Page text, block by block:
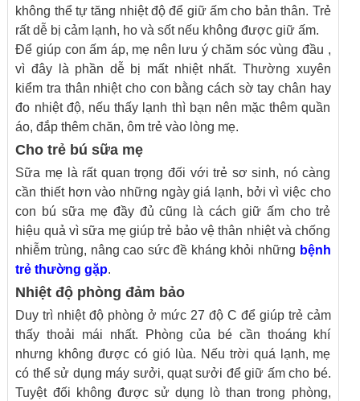
không thể tự tăng nhiệt độ để giữ ấm cho bản thân. Trẻ
rất dễ bị cảm lạnh, ho và sốt nếu không được giữ ấm.
Để giúp con ấm áp, mẹ nên lưu ý chăm sóc vùng đầu ,
vì đây là phần dễ bị mất nhiệt nhất. Thường xuyên
kiểm tra thân nhiệt cho con bằng cách sờ tay chân hay
đo nhiệt độ, nếu thấy lạnh thì bạn nên mặc thêm quần
áo, đắp thêm chăn, ôm trẻ vào lòng mẹ.
Cho trẻ bú sữa mẹ
Sữa mẹ là rất quan trọng đối với trẻ sơ sinh, nó càng
cần thiết hơn vào những ngày giá lạnh, bởi vì việc cho
con bú sữa mẹ đầy đủ cũng là cách giữ ấm cho trẻ
hiệu quả vì sữa mẹ giúp trẻ bảo vệ thân nhiệt và chống
nhiễm trùng, nâng cao sức đề kháng khỏi những bệnh
trẻ thường gặp.
Nhiệt độ phòng đảm bảo
Duy trì nhiệt độ phòng ở mức 27 độ C để giúp trẻ cảm
thấy thoải mái nhất. Phòng của bé cần thoáng khí
nhưng không được có gió lùa. Nếu trời quá lạnh, mẹ
có thể sử dụng máy sưởi, quạt sưởi để giữ ấm cho bé.
Tuyệt đối không được sử dụng lò than trong phòng,